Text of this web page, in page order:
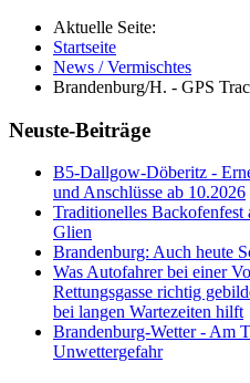
Aktuelle Seite:
Startseite
News / Vermischtes
Brandenburg/H. - GPS
Neuste-Beiträge
B5-Dallgow-Döberitz -
und Anschlüsse ab 10.2026
Traditionelles Backofenfest
Glien
Brandenburg: Auch heute
Was Autofahrer bei einer
Rettungsgasse richtig
bei langen Wartezeiten hilft
Brandenburg-Wetter - Am
Unwettergefahr